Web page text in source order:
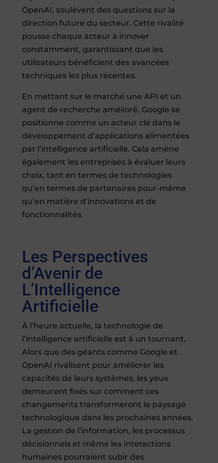
OpenAI, soulèvent des questions sur la
direction future du secteur. Cette rivalité
pousse chaque acteur à innover
constamment, garantissant que les
utilisateurs bénéficient des avancées
techniques les plus récentes.
En mettant sur le marché une API et un
agent de recherche amélioré, Google se
positionne comme un acteur clé dans le
développement d’applications alimentées
par l’intelligence artificielle. Cela amène
également les entreprises à évaluer leurs
choix, tant en termes de technologies
qu’en termes de partenaires pour-même
qu’en matière d’innovations et de
fonctionnalités.
Les Perspectives
d’Avenir de
L’Intelligence
Artificielle
À l’heure actuelle, la technologie de
l’intelligence artificielle est à un tournant.
Alors que des géants comme Google et
OpenAI rivalisent pour améliorer les
capacités de leurs systèmes, les yeux
demeurent fixés sur comment ces
changements transformeront le paysage
technologique dans les prochaines années.
La gestion de l’information, les processus
décisionnels et même les interactions
humaines pourraient subir des